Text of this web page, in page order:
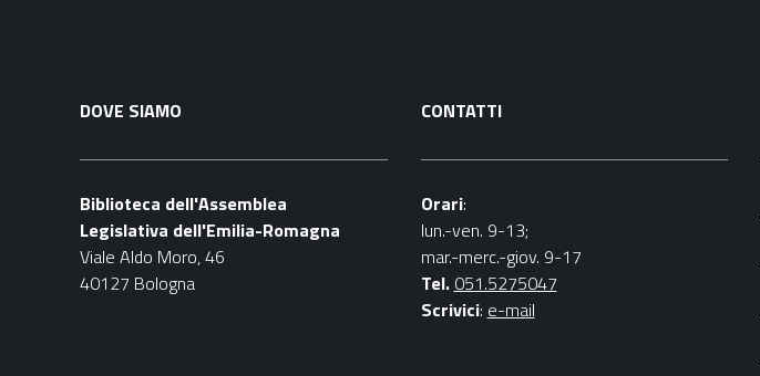
DOVE SIAMO
Biblioteca dell'Assemblea
Legislativa dell'Emilia-Romagna
Viale Aldo Moro, 46
40127 Bologna
CONTATTI
Orari:
lun.-ven. 9-13;
mar.-merc.-giov. 9-17
Tel. 051.5275047
Scrivici: e-mail